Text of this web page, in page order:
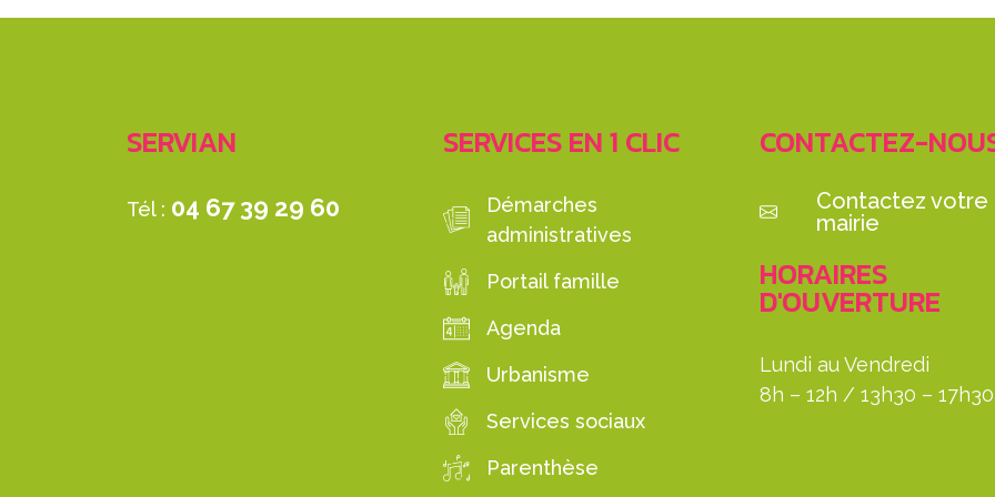
SERVIAN
Tél : 04 67 39 29 60
SERVICES EN 1 CLIC
Démarches
administratives
Portail famille
Agenda
Urbanisme
Services sociaux
Parenthèse
CONTACTEZ-
Contactez votre
mairie
HORAIRES
D'OUVERTURE
Lundi au Vendredi
8h – 12h / 13h30 – 17h30